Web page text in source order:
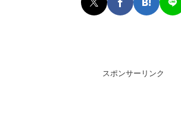
スポンサーリンク